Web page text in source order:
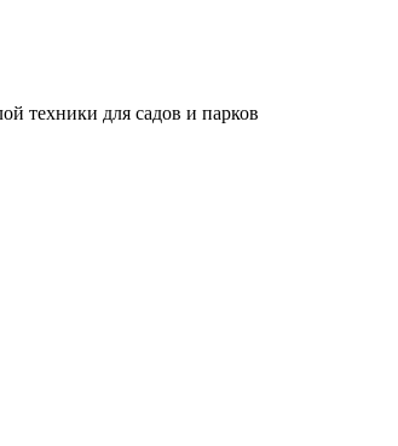
техники для садов и парков